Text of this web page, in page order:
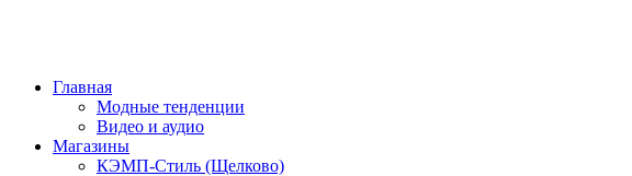
Главная
Модные тенденции
Видео и аудио
Магазины
КЭМП-Стиль (Щелково)